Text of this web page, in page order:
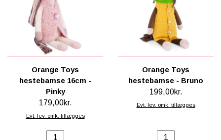
Orange Toys
hestebamse 16cm -
Pinky
179,00kr.
Evt. lev. omk. tillægges
Orange Toys
hestebamse - Bruno
199,00kr.
Evt. lev. omk. tillægges